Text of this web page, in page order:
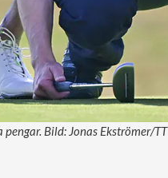
Bild: Jonas Ekströmer/TT